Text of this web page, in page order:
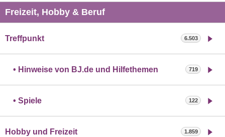
Freizeit, Hobby & Beruf
Treffpunkt 6.503
Hinweise von BJ.de und Hilfethemen 719
Spiele 122
Hobby und Freizeit 1.859